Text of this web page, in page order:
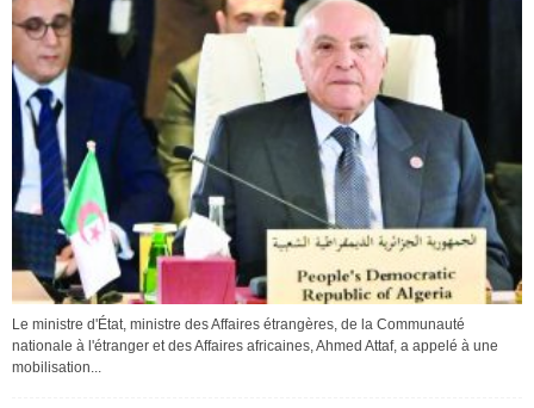
Le ministre d'État, ministre des Affaires étrangères, de la Communauté
nationale à l'étranger et des Affaires africaines, Ahmed Attaf, a appelé à une
mobilisation...